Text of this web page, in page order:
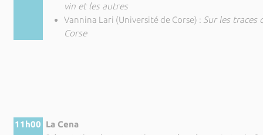
vin et les autres
Vannina Lari (Université de Corse) : Sur les traces
Corse
11h00 La Cena